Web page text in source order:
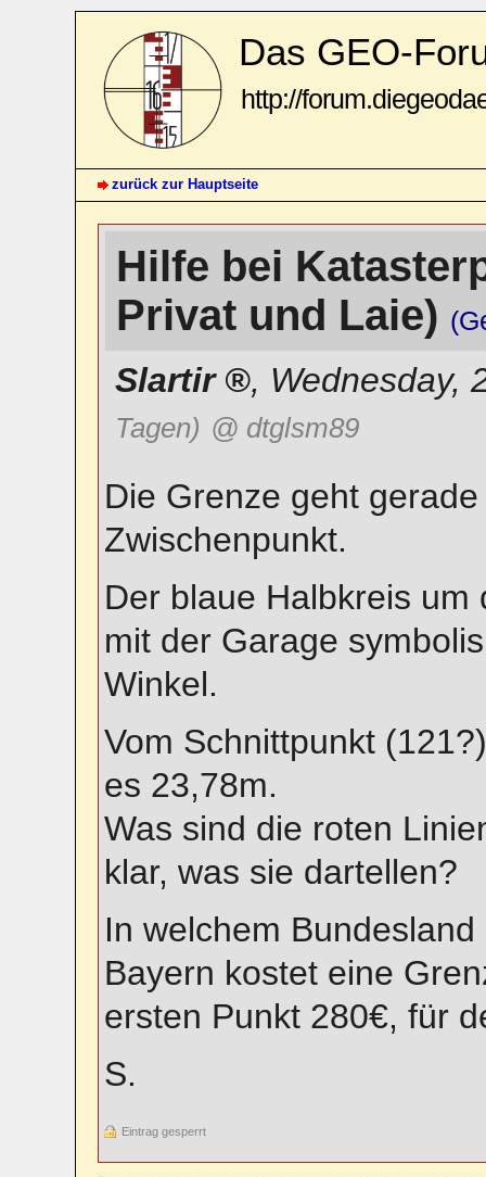
Das GEO-
http://
zurück zur Hauptseite
Hilfe bei
Privat und Laie)
Slartir , Wednesday,
Tagen) @ dtglsm89
Die Grenze geht
Zwischenpunkt.
Der blaue Halbkreis
mit der Garage
Winkel.
Vom Schnittpunkt
es 23,78m.
Was sind die roten
klar, was sie dartellen?
In welchem
Bayern kostet eine
ersten Punkt 280€, für
S.
Eintrag gesperrt